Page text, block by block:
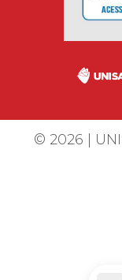
© 2026 |